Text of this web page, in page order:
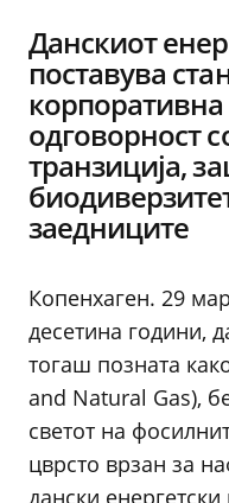
Данскиот
поставува
одговорност
транзиција,
заедниците
Копенхаген. 29
десетина години,
тогаш позната
and Natural Gas),
светот на
цврсто врзан за
дански